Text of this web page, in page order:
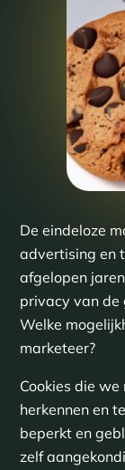
De eindeloze
advertising en
afgelopen
privacy van de
Welke
marketeer?
Cookies die
herkennen en
beperkt en
zelf